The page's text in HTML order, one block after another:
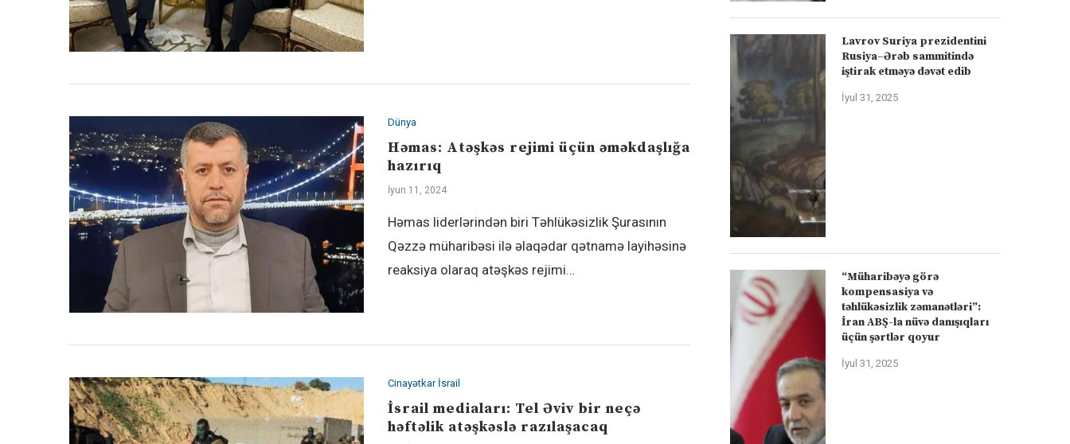
Dünya
Həmas: Atəşkəs rejimi üçün əməkdaşlığa
hazırıq
İyun 11, 2024
Həmas liderlərindən biri Təhlükəsizlik Şurasının
Qəzzə müharibəsi ilə əlaqədar qətnamə layihəsinə
reaksiya olaraq atəşkəs rejimi…
Cinayətkar İsrail
İsrail mediaları: Tel Əviv bir neçə
həftəlik atəşkəslə razılaşacaq
Lavrov Suriya prezidentini
Rusiya–Ərəb sammitində
iştirak etməyə dəvət edib
İyul 31, 2025
“Müharibəyə görə
kompensasiya və
təhlükəsizlik zəmanətləri”:
İran ABŞ-la nüvə danışıqları
üçün şərtlər qoyur
İyul 31, 2025